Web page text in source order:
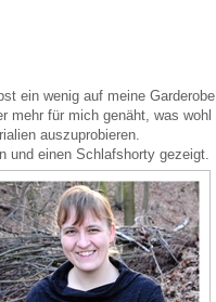
ein wenig auf meine Garderobe
mehr für mich genäht, was wohl
auszuprobieren.
und einen Schlafshorty gezeigt.